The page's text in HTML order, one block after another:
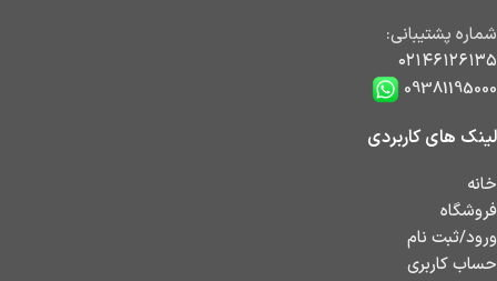
شماره پشتیبانی:
۰۲۱۴۶۱۲۶۱۳۵
09381195000
لینک های کاربردی
خانه
فروشگاه
ورود/ثبت نام
حساب کاربری